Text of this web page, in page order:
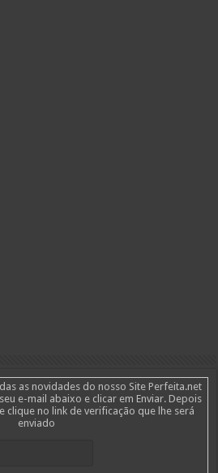
as novidades do nosso Site Perfeita.net
e-mail abaixo e clicar em Enviar. Depois
clique no link de verificação que lhe será
enviado